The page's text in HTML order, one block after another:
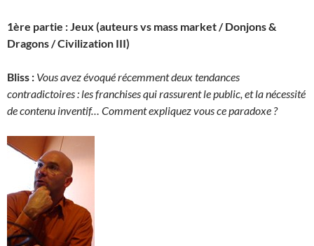
1ère partie : Jeux (auteurs vs mass market / Donjons &
Dragons / Civilization III)
Bliss : Vous avez évoqué récemment deux tendances
contradictoires : les franchises qui rassurent le public, et la nécessité
de contenu inventif… Comment expliquez vous ce paradoxe ?